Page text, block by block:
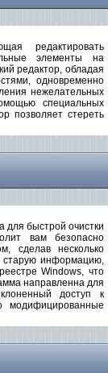
редактировать
элементы на
редактор, обладая
одновременно
нежелательных
специальных
позволяет стереть
для быстрой очистки
вам безопасно
сделав несколько
старую информацию,
Windows, что
направленна для
доступ к
модифицированные